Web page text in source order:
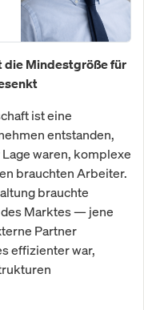
die Mindestgröße für
ist eine
entstanden,
waren, komplexe
brauchten Arbeiter.
brauchte
Marktes — jene
Partner
effizienter war,